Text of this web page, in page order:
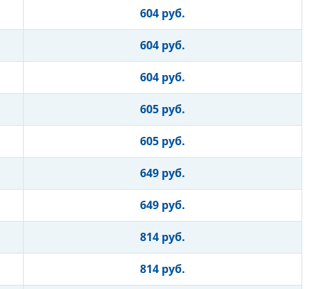
604 руб.
604 руб.
604 руб.
605 руб.
605 руб.
649 руб.
649 руб.
814 руб.
814 руб.